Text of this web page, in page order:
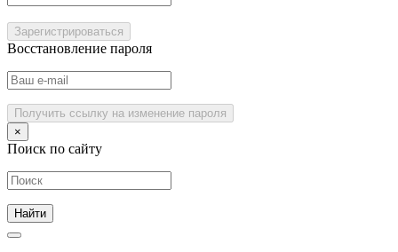
Зарегистрироваться
Восстановление пароля
Получить ссылку на изменение пароля
×
Поиск по сайту